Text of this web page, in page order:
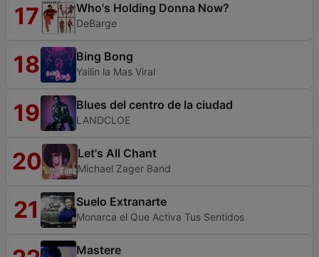
17 Who's Holding Donna Now?
DeBarge
18 Bing Bong
Yailin la Mas Viral
19 Blues del centro de la ciudad
LANDCLOE
20 Let's All Chant
Michael Zager Band
21 Suelo Extranarte
Monarca el Que Activa Tus Sentidos
Mastere